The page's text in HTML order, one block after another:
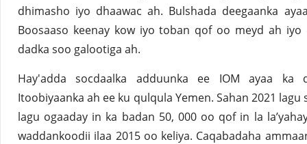
dhimasho iyo dhaawac ah. Bulshada deegaanka
Boosaaso keenay kow iyo toban qof oo meyd ah
dadka soo galootiga ah.
Hay'adda socdaalka adduunka ee IOM ayaa ka
Itoobiyaanka ah ee ku qulqula Yemen. Sahan 2021
lagu ogaaday in ka badan 50, 000 oo qof in la
waddankoodii ilaa 2015 oo keliya. Caqabadaha